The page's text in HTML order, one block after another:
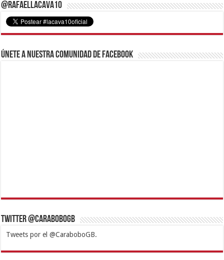
@RafaelLacava10
Únete a nuestra comunidad de Facebook
Twitter @CaraboboGB
Tweets por el @CaraboboGB.
1xbetBetturkeyBetistKralbetSupertotobetTipobetMatadorbetMariobet
https://mvbcasino.com/